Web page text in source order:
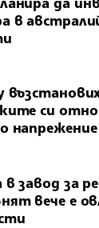
в
си
напрежение
завод за
вече е